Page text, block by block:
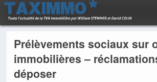
Prélèvements sociaux sur
immobilières –
déposer